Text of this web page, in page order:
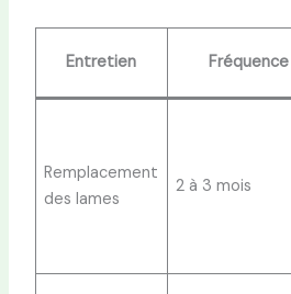
Entretien Fréquence
Remplacement
des lames
2 à 3 mois